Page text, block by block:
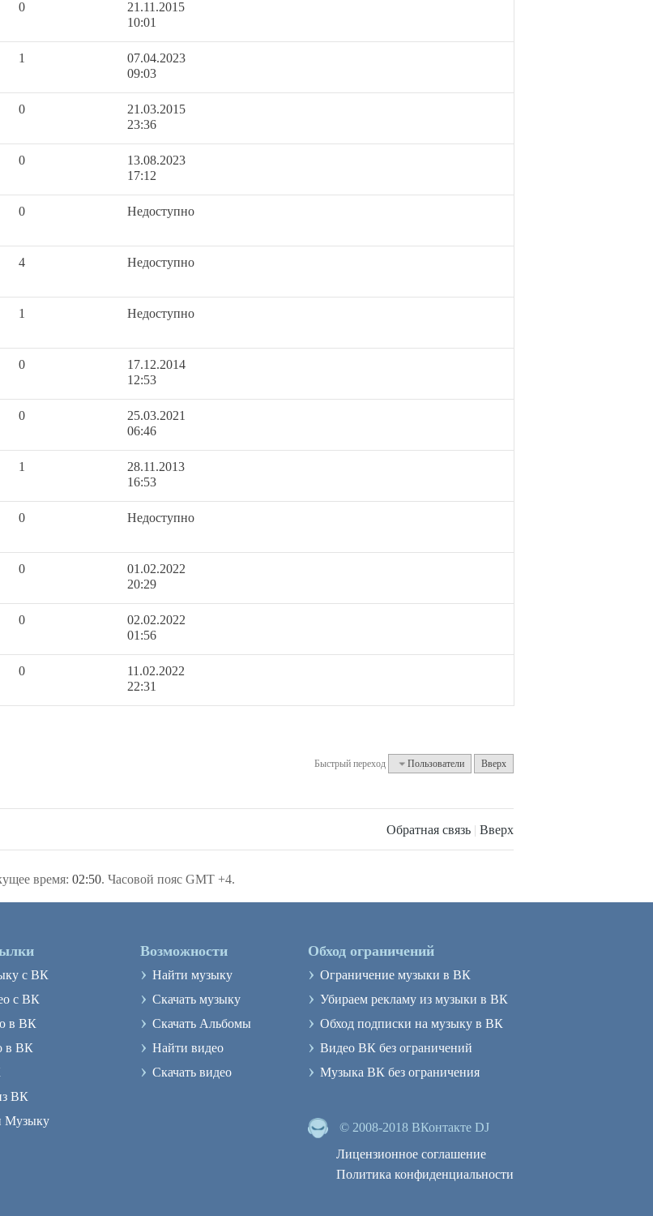
0
21.11.2015
10:01
1
07.04.2023
09:03
0
21.03.2015
23:36
0
13.08.2023
17:12
0 Недоступно
4 Недоступно
1 Недоступно
0
17.12.2014
12:53
0
25.03.2021
06:46
1
28.11.2013
16:53
0 Недоступно
0
01.02.2022
20:29
0
02.02.2022
01:56
0
11.02.2022
22:31
Быстрый переход Пользователи Вверх
Обратная связь | Вверх
время: 02:50. Часовой пояс GMT +4.
с ВК
с ВК
в ВК
в ВК
ВК
Музыку
Возможности
› Найти музыку
› Скачать музыку
› Скачать Альбомы
› Найти видео
› Скачать видео
Обход ограничений
› Ограничение музыки в ВК
› Убираем рекламу из музыки в ВК
› Обход подписки на музыку в ВК
› Видео ВК без ограничений
› Музыка ВК без ограничения
© 2008-2018 ВКонтакте DJ
Лицензионное соглашение
Политика конфиденциальности